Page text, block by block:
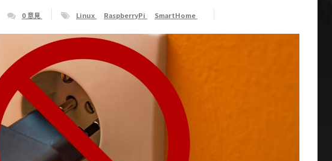
0 意見 Linux RaspberryPi SmartHome